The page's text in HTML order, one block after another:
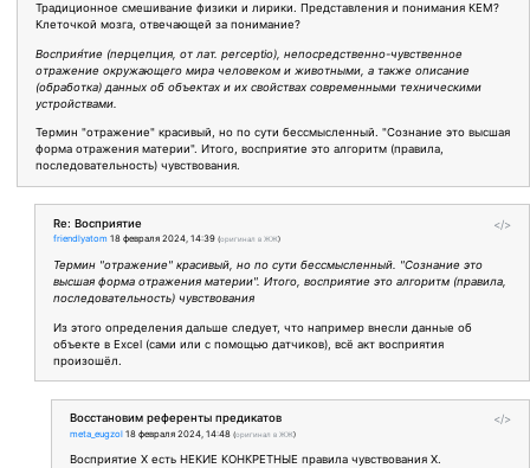
Традиционное смешивание физики и лирики. Представления и понимания КЕМ?
Клеточкой мозга, отвечающей за понимание?
Восприя́тие (перцепция, от лат. perceptio), непосредственно-чувственное
отражение окружающего мира человеком и животными, а также описание
(обработка) данных об объектах и их свойствах современными техническими
устройствами.
Термин "отражение" красивый, но по сути бессмысленный. "Сознание это высшая
форма отражения материи". Итого, восприятие это алгоритм (правила,
последовательность) чувствования.
</>
Re: Восприятие
friendlyatom 18 февраля 2024, 14:39 (оригинал в ЖЖ)
Термин "отражение" красивый, но по сути бессмысленный. "Сознание это
высшая форма отражения материи". Итого, восприятие это алгоритм (правила,
последовательность) чувствования
Из этого определения дальше следует, что например внесли данные об
объекте в Excel (сами или с помощью датчиков), всё акт восприятия
произошёл.
</>
Восстановим референты предикатов
meta_eugzol 18 февраля 2024, 14:48 (оригинал в ЖЖ)
Восприятие X есть НЕКИЕ КОНКРЕТНЫЕ правила чувствования X.